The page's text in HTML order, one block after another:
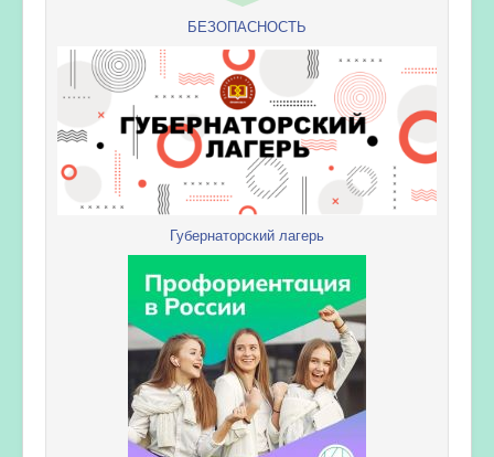
БЕЗОПАСНОСТЬ
Губернаторский лагерь